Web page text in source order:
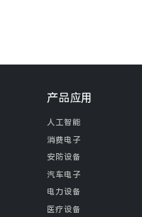
产品应用
人工智能
消费电子
安防设备
汽车电子
电力设备
医疗设备